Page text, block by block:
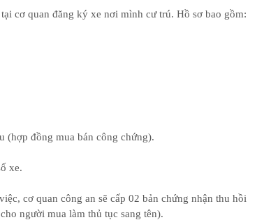
cơ quan đăng ký xe nơi mình cư trú. Hồ sơ bao gồm:
(hợp đồng mua bán công chứng).
xe.
cơ quan công an sẽ cấp 02 bản chứng nhận thu hồi
người mua làm thủ tục sang tên).